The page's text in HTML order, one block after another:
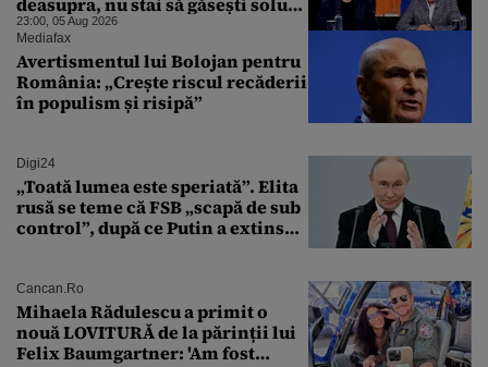
cu leucoplast”
23:00, 05 Aug 2026
Mediafax
Avertismentul lui Bolojan pentru
România: „Crește riscul recăderii
în populism și risipă”
Digi24
„Toată lumea este speriată”. Elita
rusă se teme că FSB „scapă de sub
control”, după ce Putin a extins
Cancan.ro
Mihaela Rădulescu a primit o
nouă LOVITURĂ de la părinții lui
Felix Baumgartner: 'Am fost